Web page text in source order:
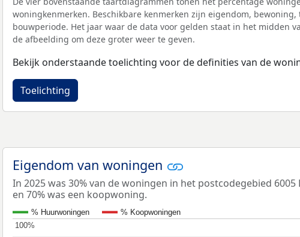
woningkenmerken. Beschikbare kenmerken zijn eigendom,
bouwperiode. Het jaar waar de data voor gelden staat in het midden
de afbeelding om deze groter weer te geven.
Bekijk onderstaande toelichting voor de definities van de
Toelichting
Eigendom van woningen
In 2025 was 30% van de woningen in het postcodegebied 6005
en 70% was een koopwoning.
% Huurwoningen
% Koopwoningen
100%
100%